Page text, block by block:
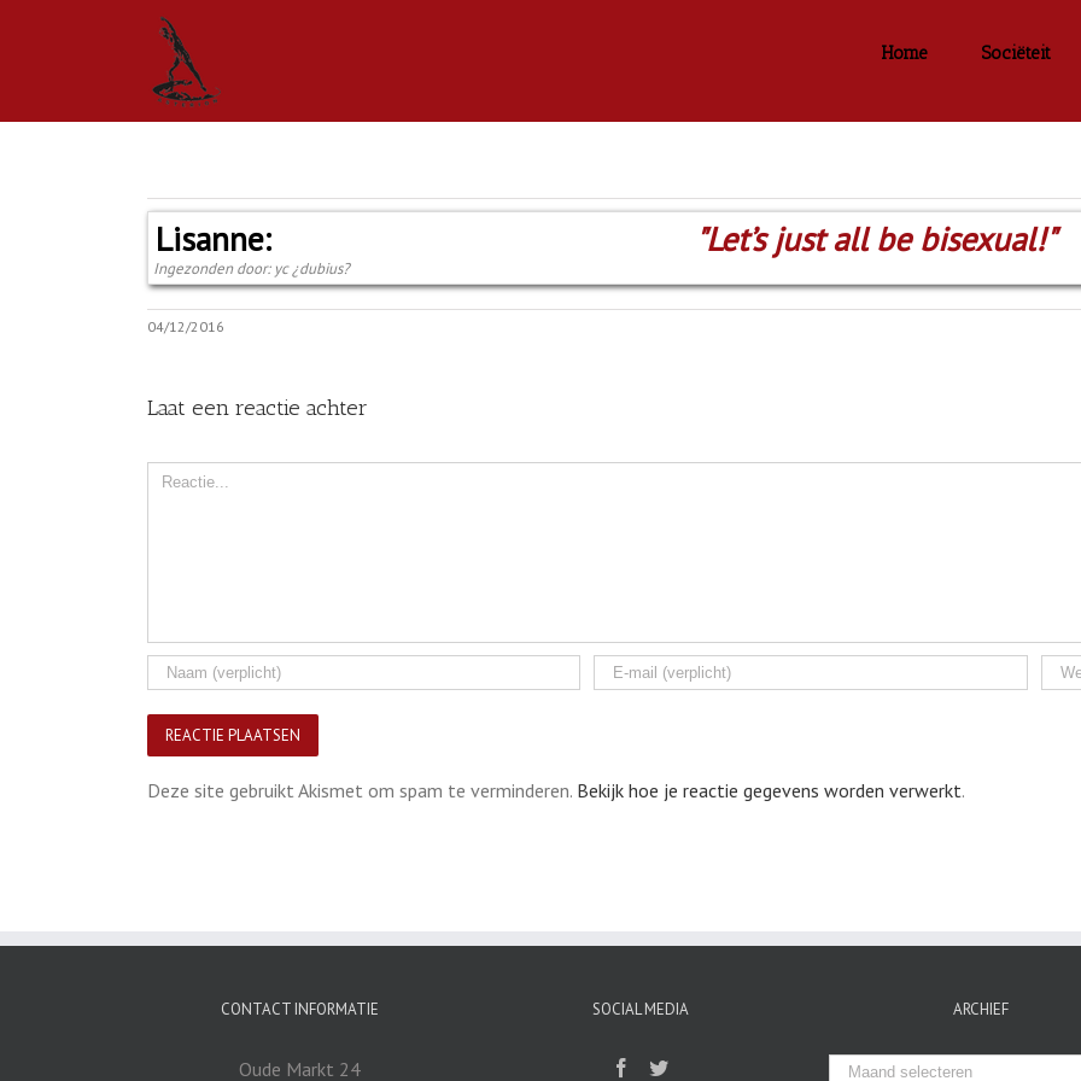
Home Sociëteit
Lisanne: "Let’s just all be bisexual!"
Ingezonden door: yc ¿dubius?
04/12/2016
Laat een reactie achter
Comment
Deze site gebruikt Akismet om spam te verminderen. Bekijk hoe je reactie gegevens worden verwerkt.
CONTACT INFORMATIE
Oude Markt 24
SOCIAL MEDIA ARCHIEF